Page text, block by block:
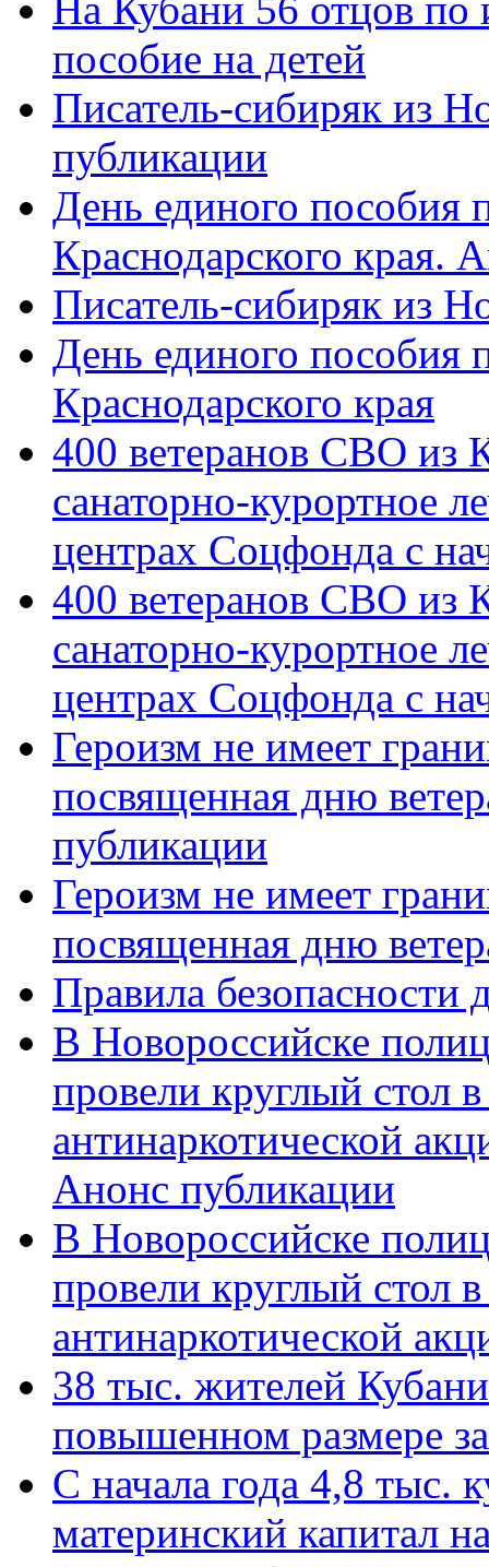
пособие на детей
Писатель-сибиряк из
публикации
День единого пособия
Краснодарского края.
Писатель-сибиряк из
День единого пособия
Краснодарского края
400 ветеранов СВО из
санаторно-курортное
центрах Соцфонда с
400 ветеранов СВО из
санаторно-курортное
центрах Соцфонда с
Героизм не имеет
посвященная дню
публикации
Героизм не имеет
посвященная дню
Правила безопасности
В Новороссийске
провели круглый стол
антинаркотической
Анонс публикации
В Новороссийске
провели круглый стол
антинаркотической
38 тыс. жителей
повышенном размере
С начала года 4,8 тыс.
материнский капитал